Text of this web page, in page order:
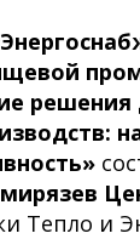
Тепло и